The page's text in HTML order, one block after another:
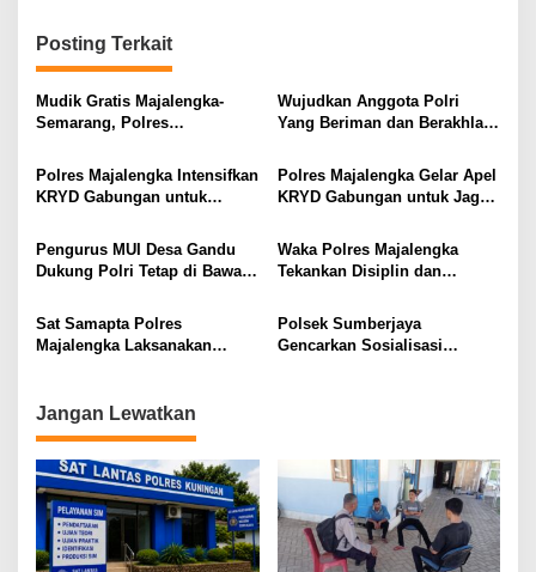
Posting Terkait
Mudik Gratis Majalengka-
Semarang, Polres
Wujudkan Anggota Polri
Yang Beriman dan Berakhlak
Binrohtal Melalui Zoom
Meeting
Polres Majalengka Intensifkan
KRYD Gabungan untuk
Polres Majalengka Gelar Apel
KRYD Gabungan untuk Jaga
Pengurus MUI Desa Gandu
Dukung Polri Tetap di Bawah
Waka Polres Majalengka
Tekankan Disiplin dan
Jam Pimpinan
Sat Samapta Polres
Majalengka Laksanakan
Polsek Sumberjaya
Gencarkan Sosialisasi
Jangan Lewatkan